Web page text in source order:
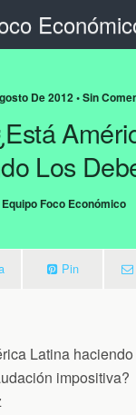
De 2012 • Sin
Los
Equipo Foco Económico
Pin
Latina
impositiva?